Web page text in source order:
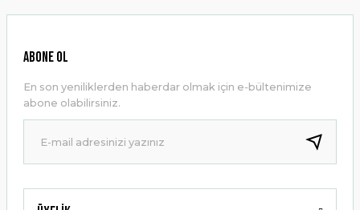
Ürün resmi kalitesiz, bozuk veya görüntülenemiyor.
Ürün bilgilerinde hatalar bulunuyor.
Ürün fiyatı diğer sitelerden daha pahalı.
Bu ürüne benzer farklı alternatifler olmalı.
ABONE OL
En son yeniliklerden haberdar olmak için e-bültenimize
abone olabilirsiniz.